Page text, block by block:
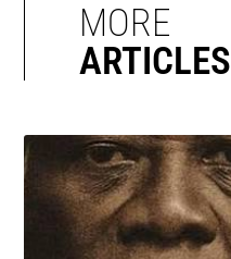
MORE
ARTICLES